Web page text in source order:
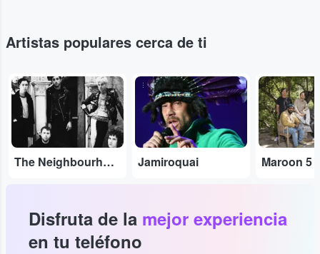
Artistas populares cerca de ti
...
The Neighbourhood
...
Jamiroquai
...
Maroon 5
Disfruta de la mejor experiencia
en tu teléfono